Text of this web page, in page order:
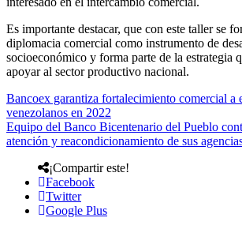
Es importante destacar, que con este taller se
diplomacia comercial como instrumento de
socioeconómico y forma parte de la estrategia
apoyar al sector productivo nacional.
Bancoex garantiza fortalecimiento comercial a
venezolanos en 2022
Equipo del Banco Bicentenario del Pueblo
atención y reacondicionamiento de sus
¡Compartir este!
Facebook
Twitter
Google Plus